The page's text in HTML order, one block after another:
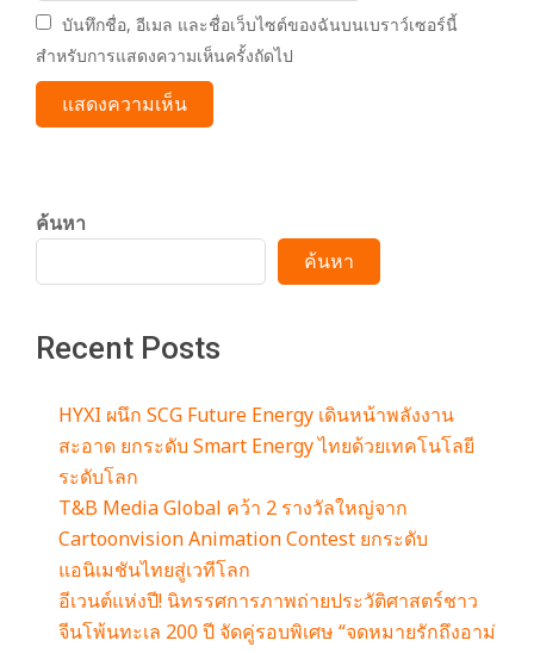
บันทึกชื่อ, อีเมล และชื่อเว็บไซต์ของฉันบนเบราว์เซอร์นี้
สำหรับการแสดงความเห็นครั้งถัดไป
ค้นหา
ค้นหา
Recent Posts
HYXI ผนึก SCG Future Energy เดินหน้าพลังงาน
สะอาด ยกระดับ Smart Energy ไทยด้วยเทคโนโลยี
ระดับโลก
T&B Media Global คว้า 2 รางวัลใหญ่จาก
Cartoonvision Animation Contest ยกระดับ
แอนิเมชันไทยสู่เวทีโลก
อีเวนต์แห่งปี! นิทรรศการภาพถ่ายประวัติศาสตร์ชาว
จีนโพ้นทะเล 200 ปี จัดคู่รอบพิเศษ “จดหมายรักถึงอาม่